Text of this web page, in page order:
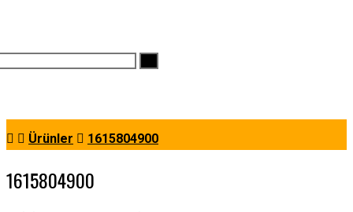
Ürünler 1615804900
1615804900